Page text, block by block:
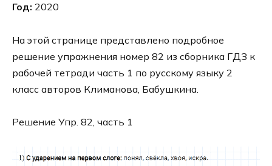
Год: 2020
На этой странице представлено подробное
решение упражнения номер 82 из сборника ГДЗ к
рабочей тетради часть 1 по русскому языку 2
класс авторов Климанова, Бабушкина.
Решение Упр. 82, часть 1